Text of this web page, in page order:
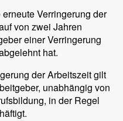
Verringerung der
von zwei Jahren
einer Verringerung
hat.
der Arbeitszeit gilt
unabhängig von
in der Regel